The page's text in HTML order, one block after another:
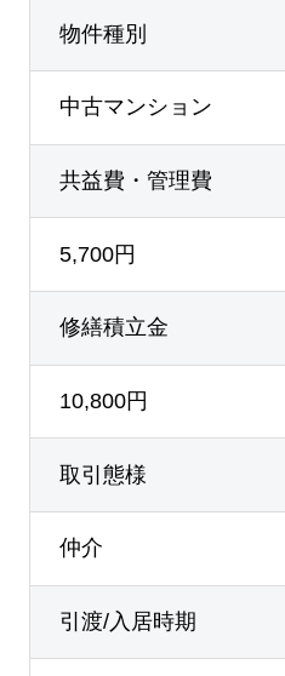
物件種別
中古マンション
共益費・管理費
5,700円
修繕積立金
10,800円
取引態様
仲介
引渡/入居時期